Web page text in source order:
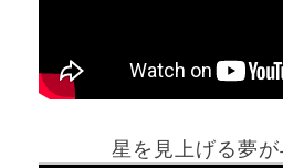
星を見上げる夢